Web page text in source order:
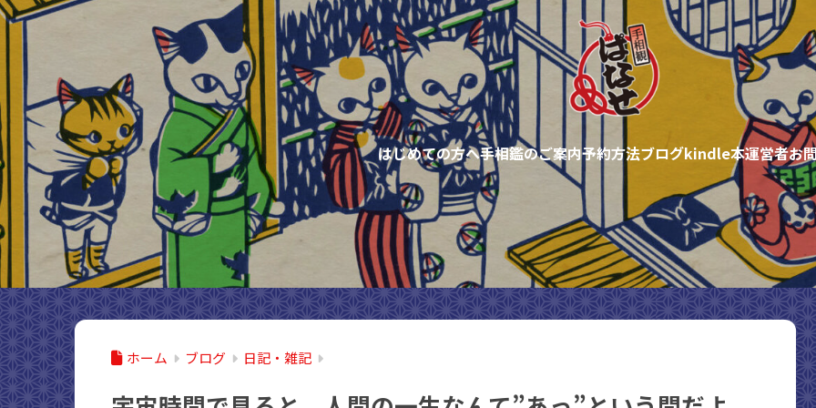
はじめての方へ手相鑑のご案内予約方法ブログkindle本運営者お
ホーム ブログ 日記・雑記